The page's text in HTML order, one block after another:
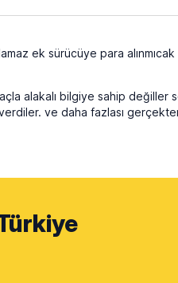
ek sürücüye para alınmıcak
alakalı bilgiye sahip değiller
verdiler. ve daha fazlası